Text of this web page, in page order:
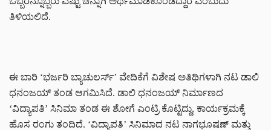
ತಿಳಿಯಲಿದೆ.
ಈ ಬಾರಿ ‘ಭರ್ಜರಿ ಬ್ಯಾಚುಲರ್ಸ್’ ವೇದಿಕೆಗೆ ವಿಶೇಷ ಅತಿಥಿಗಳಾಗಿ ನಟ ಡಾಲಿ
ಧನಂಜಯ್ ತಂಡ ಆಗಮಿಸಿದೆ. ಡಾಲಿ ಧನಂಜಯ್ ನಿರ್ಮಾಣದ
‘ವಿದ್ಯಾಪತಿ’ ಸಿನಿಮಾ ತಂಡ ಈ ಶೋಗೆ ಎಂಟ್ರಿ ಕೊಟ್ಟಿದ್ದು, ಕಾರ್ಯಕ್ರಮಕ್ಕೆ
ಹೊಸ ರಂಗು ತಂದಿದೆ. ‘ವಿದ್ಯಾಪತಿ’ ಸಿನಿಮಾದ ನಟ ನಾಗಭೂಷಣ್ ಮತ್ತು